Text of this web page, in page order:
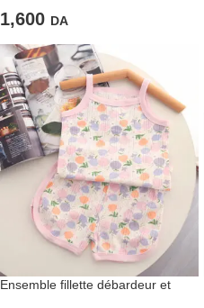
1,600 DA
Ensemble fillette débardeur et